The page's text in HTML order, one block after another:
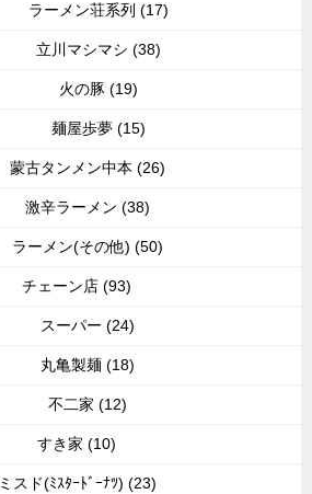
ラーメン荘系列 (17)
立川マシマシ (38)
火の豚 (19)
麺屋歩夢 (15)
蒙古タンメン中本 (26)
激辛ラーメン (38)
ラーメン(その他) (50)
チェーン店 (93)
スーパー (24)
丸亀製麺 (18)
不二家 (12)
すき家 (10)
ミスド(ﾐｽﾀｰﾄﾞｰﾅﾂ) (23)